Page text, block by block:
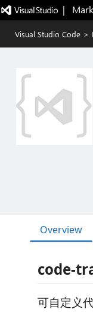
|
Visual Studio Code >
Overview
code-
可自定义